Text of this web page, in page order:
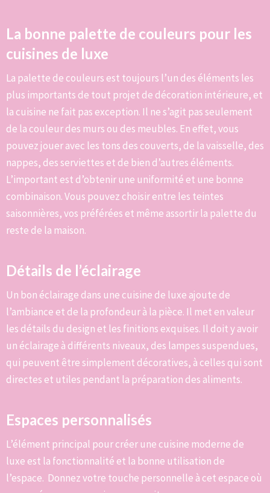
La bonne palette de couleurs pour les
cuisines de luxe
La palette de couleurs est toujours l’un des éléments les
plus importants de tout projet de décoration intérieure, et
la cuisine ne fait pas exception. Il ne s’agit pas seulement
de la couleur des murs ou des meubles. En effet, vous
pouvez jouer avec les tons des couverts, de la vaisselle, des
nappes, des serviettes et de bien d’autres éléments.
L’important est d’obtenir une uniformité et une bonne
combinaison. Vous pouvez choisir entre les teintes
saisonnières, vos préférées et même assortir la palette du
reste de la maison.
Détails de l’éclairage
Un bon éclairage dans une cuisine de luxe ajoute de
l’ambiance et de la profondeur à la pièce. Il met en valeur
les détails du design et les finitions exquises. Il doit y avoir
un éclairage à différents niveaux, des lampes suspendues,
qui peuvent être simplement décoratives, à celles qui sont
directes et utiles pendant la préparation des aliments.
Espaces personnalisés
L’élément principal pour créer une cuisine moderne de
luxe est la fonctionnalité et la bonne utilisation de
l’espace. Donnez votre touche personnelle à cet espace où